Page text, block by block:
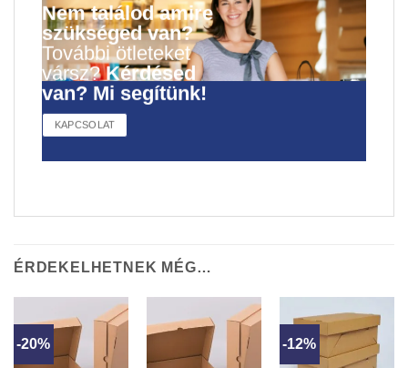
Nem találod amire
szükséged van?
További ötleteket
vársz?Kérdésed
van? Mi segítünk!
KAPCSOLAT
ÉRDEKELHETNEK MÉG…
-20% -12%